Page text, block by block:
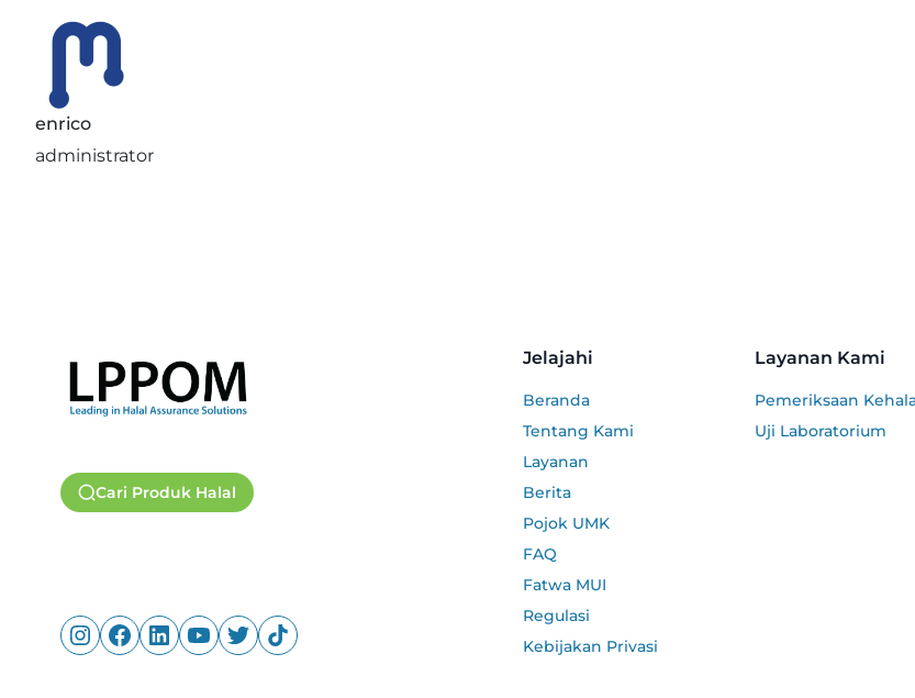
enrico
administrator
Cari Produk Halal
Jelajahi
Beranda
Tentang Kami
Layanan
Berita
Pojok UMK
FAQ
Fatwa MUI
Regulasi
Kebijakan Privasi
Layanan Kami
Pemeriksaan
Uji Laboratorium